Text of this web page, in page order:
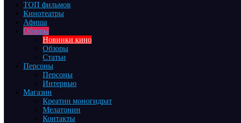
ТОП фильмов
Кинотеатры
Афиша
Обзоры
Новинки кино
Обзоры
Статьи
Персоны
Персоны
Интервью
Магазин
Креатин моногидрат
Мелатонин
Контакты